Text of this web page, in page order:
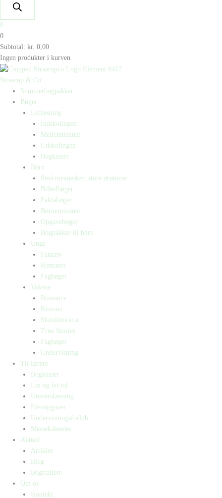
0
0
Subtotal: kr. 0,00
Ingen produkter i kurven
Straarup & Co
Sommerbogpakker
Bøger
Letlæsning
Indskolingen
Mellemtrinnet
Udskolingen
Bogkasser
Børn
Små mennesker, store drømme
Billedbøger
Faktabøger
Børneromaner
Opgavebøger
Bogpakker til børn
Unge
Fantasy
Romaner
Fagbøger
Voksne
Romance
Krimier
Skønlitteratur
True Stories
Fagbøger
Undervisning
Til lærere
Bogkasser
Lix og let-tal
Universlæsning
Elevopgaver
Undervisningsforløb
Messekalender
Aktuelt
Artikler
Blog
Bogtrailere
Om os
Kontakt